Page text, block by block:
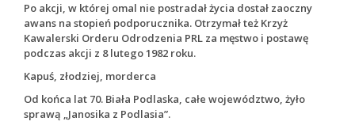
Po akcji, w której omal nie postradał życia dostał zaoczny
awans na stopień podporucznika. Otrzymał też Krzyż
Kawalerski Orderu Odrodzenia PRL za męstwo i postawę
podczas akcji z 8 lutego 1982 roku.
Kapuś, złodziej, morderca
Od końca lat 70. Biała Podlaska, całe województwo, żyło
sprawą „Janosika z Podlasia”.